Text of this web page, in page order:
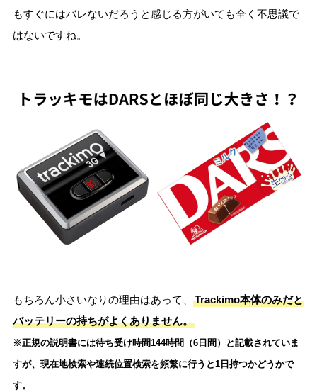
もすぐにはバレないだろうと感じる方がいても全く不思議で
はないですね。
もちろん小さいなりの理由はあって、
Trackimo本体のみだと
バッテリーの持ちがよくありません。
※正規の説明書には待ち受け時間144時間（6日間）と記載されていま
すが、現在地検索や連続位置検索を頻繁に行うと1日持つかどうかで
す。